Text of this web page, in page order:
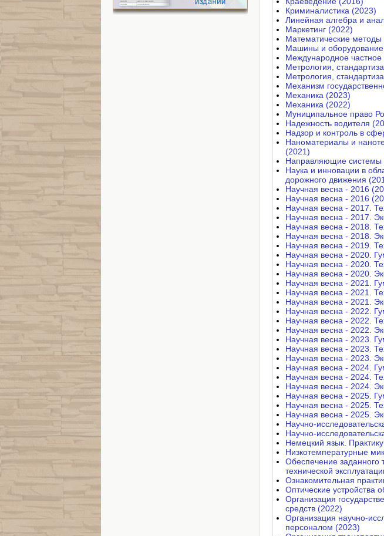
Криминалистика (2023)
Линейная алгебра и
Маркетинг (2022)
Математические методы
Машины и оборудование
Международное частное
Метрология,
Метрология,
Механизм
Механика (2023)
Механика (2022)
Муниципальное право
Надежность водителя
Надзор и контроль в
Наноматериалы и
(2021)
Направляющие системы
Наука и инновации в
дорожного движения
Научная весна - 2016
Научная весна - 2016
Научная весна - 2017.
Научная весна - 2017.
Научная весна - 2018.
Научная весна - 2018.
Научная весна - 2019.
Научная весна - 2020.
Научная весна - 2020.
Научная весна - 2020.
Научная весна - 2021.
Научная весна - 2021.
Научная весна - 2021.
Научная весна - 2022.
Научная весна - 2022.
Научная весна - 2022.
Научная весна - 2023.
Научная весна - 2023.
Научная весна - 2023.
Научная весна - 2024.
Научная весна - 2024.
Научная весна - 2024.
Научная весна - 2025.
Научная весна - 2025.
Научная весна - 2025.
Научно-
Научно-
Немецкий язык.
Низкотемпературные
Обеспечение заданного
технической
Ознакомительная
Оптические устройства
Организация
средств (2022)
Организация научно-
персоналом (2023)